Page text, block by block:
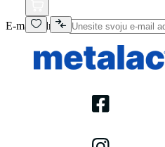
E-mail adresa